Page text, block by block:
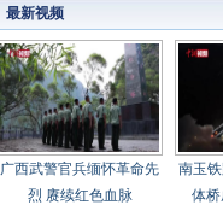
最新视频
广西武警官兵缅怀革命先
烈 赓续红色血脉
南玉
体